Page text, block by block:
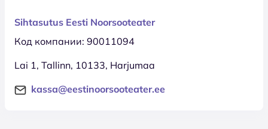
Sihtasutus Eesti Noorsooteater
Код компании: 90011094
Lai 1, Tallinn, 10133, Harjumaa
kassa@eestinoorsooteater.ee